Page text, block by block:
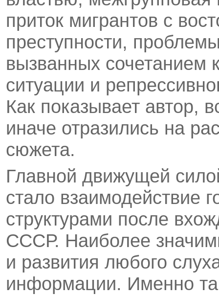
приток мигрантов с
преступности,
вызванных сочетанием
ситуации и
Как показывает автор,
иначе отразились на
сюжета.
Главной движущей
стало взаимодействие
структурами после
СССР. Наиболее
и развития любого
информации. Именно